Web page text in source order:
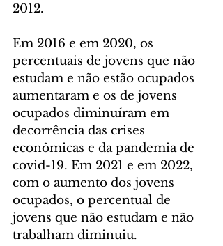
2012.
Em 2016 e em 2020, os
percentuais de jovens que não
estudam e não estão ocupados
aumentaram e os de jovens
ocupados diminuíram em
decorrência das crises
econômicas e da pandemia de
covid-19. Em 2021 e em 2022,
com o aumento dos jovens
ocupados, o percentual de
jovens que não estudam e não
trabalham diminuiu.